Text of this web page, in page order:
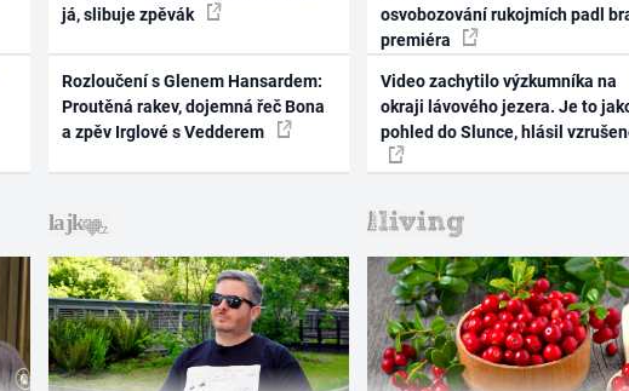
já, slibuje zpěvák
Rozloučení s Glenem Hansardem:
Proutěná rakev, dojemná řeč Bona
a zpěv Irglové s Vedderem
osvobozování rukojmích padl
premiéra
Video zachytilo výzkumníka na
okraji lávového jezera. Je to
pohled do Slunce, hlásil